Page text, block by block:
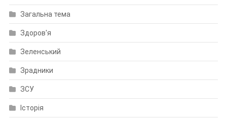
Загальна тема
Здоров'я
Зеленський
Зрадники
ЗСУ
Історія